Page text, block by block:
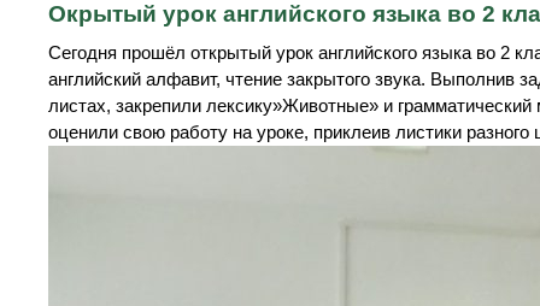
Окрытый урок английского языка во 2
Сегодня прошёл открытый урок английского языка во 2
английский алфавит, чтение закрытого звука. Выполнив
листах, закрепили лексику»Животные» и
оценили свою работу на уроке, приклеив листики